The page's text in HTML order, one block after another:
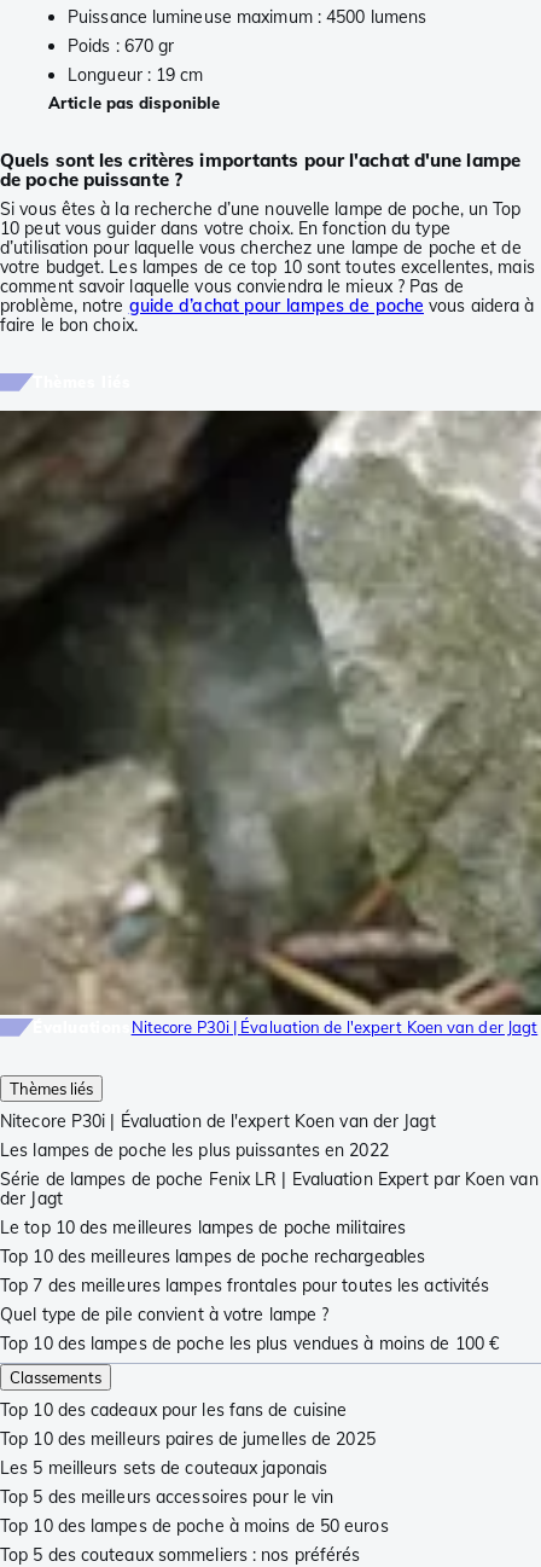
Thèmes liés
Nitecore P30i | Évaluation de l'expert Koen van der Jagt
Les lampes de poche les plus puissantes en 2022
Série de lampes de poche Fenix LR | Evaluation Expert par Koen van
der Jagt
Le top 10 des meilleures lampes de poche militaires
Top 10 des meilleures lampes de poche rechargeables
Top 7 des meilleures lampes frontales pour toutes les activités
Quel type de pile convient à votre lampe ?
Top 10 des lampes de poche les plus vendues à moins de 100 €
Classements
Top 10 des cadeaux pour les fans de cuisine
Top 10 des meilleurs paires de jumelles de 2025
Les 5 meilleurs sets de couteaux japonais
Top 5 des meilleurs accessoires pour le vin
Top 10 des lampes de poche à moins de 50 euros
Top 5 des couteaux sommeliers : nos préférés
Puissance lumineuse maximum : 4500 lumens
Poids : 670 gr
Longueur : 19 cm
Article pas disponible
Quels sont les critères importants pour l'achat d'une lampe
de poche puissante ?
Si vous êtes à la recherche d’une nouvelle lampe de poche, un Top
10 peut vous guider dans votre choix. En fonction du type
d’utilisation pour laquelle vous cherchez une lampe de poche et de
votre budget. Les lampes de ce top 10 sont toutes excellentes, mais
comment savoir laquelle vous conviendra le mieux ? Pas de
problème, notre guide d’achat pour lampes de poche vous aidera à
faire le bon choix.
Nitecore P30i | Évaluation de l'expert Koen van der Jagt